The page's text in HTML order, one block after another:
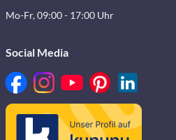
Mo-Fr, 09:00 - 17:00 Uhr
Social Media